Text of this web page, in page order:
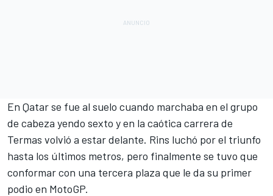
En Qatar se fue al suelo cuando marchaba en el grupo
de cabeza yendo sexto y en la caótica carrera de
Termas volvió a estar delante. Rins luchó por el triunfo
hasta los últimos metros, pero finalmente se tuvo que
conformar con una tercera plaza que le da su primer
podio en MotoGP.